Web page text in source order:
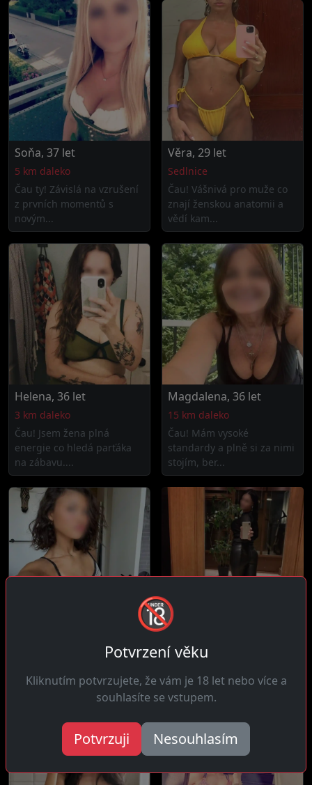
Soňa, 37 let
5 km daleko
Čau ty! Závislá na vzrušení
z prvních momentů s
novým...
Věra, 29 let
Sedlnice
Čau! Vášnivá pro muže co
znají ženskou anatomii a
vědí kam...
Helena, 36 let
3 km daleko
Čau! Jsem žena plná
energie co hledá parťáka
na zábavu....
Magdalena, 36 let
15 km daleko
Čau! Mám vysoké
standardy a plně si za nimi
stojím, ber...
Ahoj! Na veřejnosti
působím velmi diskrétně,
Sedlnice
Ahoj! Přitahují mě vousatí a
mužní muži co ukazují
svou...
🔞
Potvrzení věku
Kliknutím potvrzujete, že vám je 18 let nebo více a
souhlasíte se vstupem.
Potvrzuji Nesouhlasím